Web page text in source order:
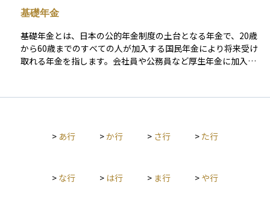
保するための重要な制度です。
しています。
です。基金型は、企業が企業年金基金を設立し、その基金が資
産を運用し、従業員に年金を給付する仕組みです。確定拠出年
金（DC）との大きな違いは、DBでは企業が運用リスクを負担
する点であり、運用成績にかかわらず従業員は決まった額の年
金を受け取ることができます。一方、DCでは従業員自身が運用
企業側には年金資産の運用成績が悪化した場合に追加の負担が
発生するリスクがあるため、財務的な影響を考慮する必要があ
基礎年金
基礎年金とは、日本の公的年金制度の土台となる年金で、20歳
から60歳までのすべての人が加入する国民年金により将来受け
取れる年金を指します。会社員や公務員など厚生年金に加入し
開始年齢は原則65歳で、保険料を納めた期間に応じて受取額が
いうちから保険料を継続して納めることが重要になります。
> あ行 >か行 > さ行 > た行
> な行 > は行 > ま行 > や行